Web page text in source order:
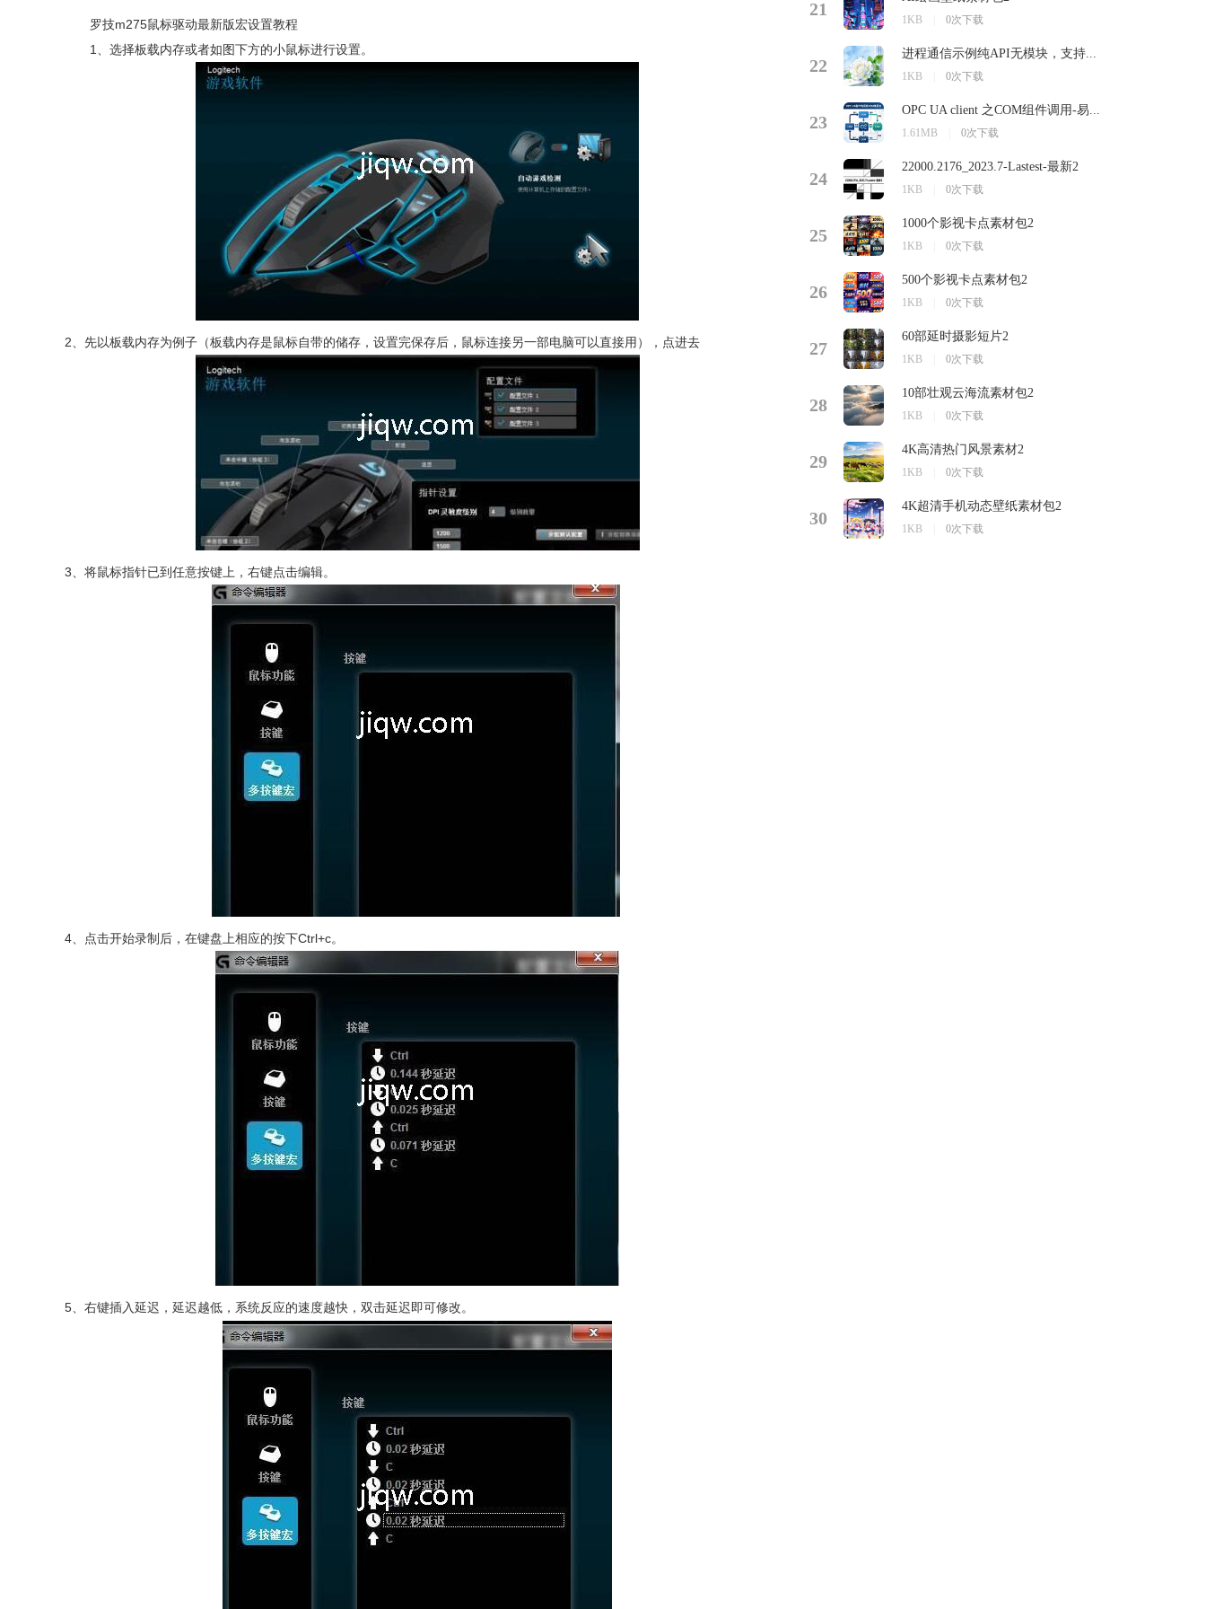
罗技m275鼠标驱动最新版宏设置教程
1、选择板载内存或者如图下方的小鼠标进行设置。
2、 先以板载内存为例子（板载内存是鼠标自带的储存，设置完保存后，鼠标连接另一部电脑可以直接用），点进去
3、 将鼠标指针已到任意按键上，右键点击编辑。
4、 点击开始录制后，在键盘上相应的按下Ctrl+c。
5、 右键插入延迟，延迟越低，系统反应的速度越快，双击延迟即可修改。
21
1KB 0次下载
22
进程通信示例纯API无模块，支持...
1KB 0次下载
23
OPC UA client 之COM组件调用-易...
1.61MB 0次下载
24
22000.2176_2023.7-Lastest-最新2
1KB 0次下载
25
1000个影视卡点素材包2
1KB 0次下载
26
500个影视卡点素材包2
1KB 0次下载
27
60部延时摄影短片2
1KB 0次下载
28
10部壮观云海流素材包2
1KB 0次下载
29
4K高清热门风景素材2
1KB 0次下载
30
4K超清手机动态壁纸素材包2
1KB 0次下载